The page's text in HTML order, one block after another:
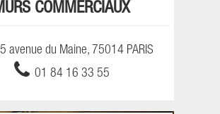
COMMERCIAUX
avenue du Maine, 75014 PARIS
01 84 16 33 55